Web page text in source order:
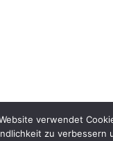
verwendet
zu verbessern